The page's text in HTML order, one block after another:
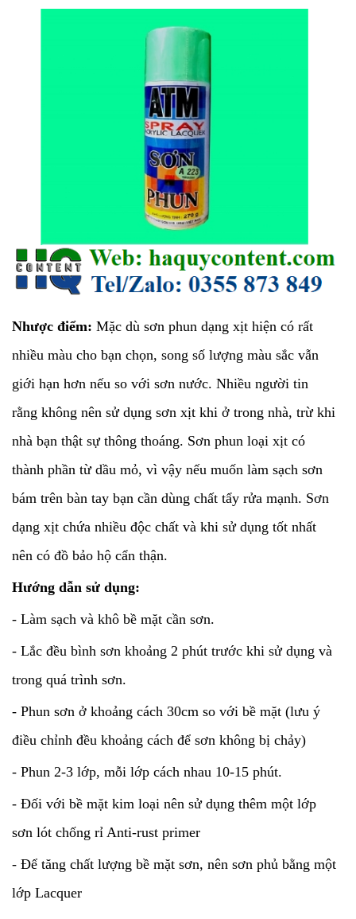
Nhược điểm: Mặc dù sơn phun dạng xịt hiện có rất
nhiều màu cho bạn chọn, song số lượng màu sắc vẫn
giới hạn hơn nếu so với sơn nước. Nhiều người tin
rằng không nên sử dụng sơn xịt khi ở trong nhà, trừ khi
nhà bạn thật sự thông thoáng. Sơn phun loại xịt có
thành phần từ dầu mỏ, vì vậy nếu muốn làm sạch sơn
bám trên bàn tay bạn cần dùng chất tẩy rửa mạnh. Sơn
dạng xịt chứa nhiều độc chất và khi sử dụng tốt nhất
nên có đồ bảo hộ cẩn thận.
Hướng dẫn sử dụng:
- Làm sạch và khô bề mặt cần sơn.
- Lắc đều bình sơn khoảng 2 phút trước khi sử dụng và
trong quá trình sơn.
- Phun sơn ở khoảng cách 30cm so với bề mặt (lưu ý
điều chỉnh đều khoảng cách để sơn không bị chảy)
- Phun 2-3 lớp, mỗi lớp cách nhau 10-15 phút.
- Đối với bề mặt kim loại nên sử dụng thêm một lớp
sơn lót chống rỉ Anti-rust primer
- Để tăng chất lượng bề mặt sơn, nên sơn phủ bằng một
lớp Lacquer